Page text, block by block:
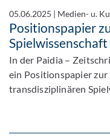
05.06.2025 | Medien- u.
Positionspapier
In der Paidia –
ein Positionspapier
transdisziplinären